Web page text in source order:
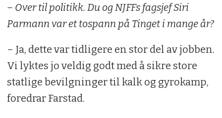
– Over til politikk. Du og NJFFs fagsjef Siri
Parmann var et tospann på Tinget i mange år?
– Ja, dette var tidligere en stor del av jobben.
Vi lyktes jo veldig godt med å sikre store
statlige bevilgninger til kalk og gyrokamp,
foredrar Farstad.